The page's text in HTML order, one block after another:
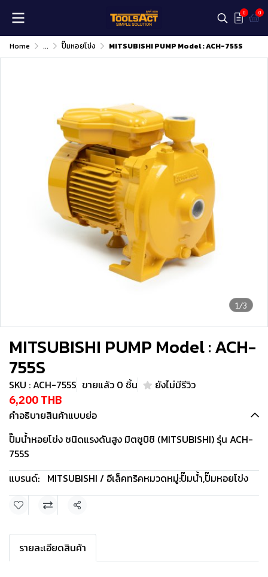
0 0
Home ... ปั๊มหอยโข่ง MITSUBISHI PUMP Model : ACH-755S
1/3
MITSUBISHI PUMP Model : ACH-
755S
SKU : ACH-755S ขายแล้ว 0 ชิ้น ยังไม่มีรีวิว
6,200 THB
คำอธิบายสินค้าแบบย่อ
ปั๊มน้ำหอยโข่ง ชนิดแรงดันสูง มิตซูบิชิ (MITSUBISHI) รุ่น ACH-
755S
แบรนด์: MITSUBISHI / อีเล็คทริคหมวดหมู่:ปั๊มน้ำ,ปั๊มหอยโข่ง
แชร์
รายละเอียดสินค้า